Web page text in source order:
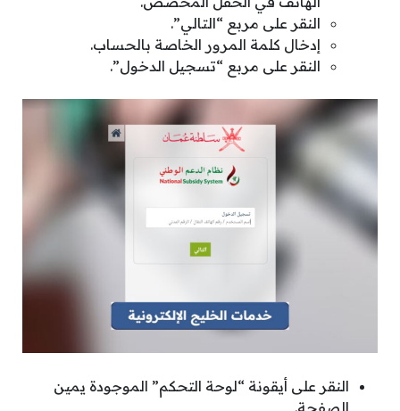
النقر على مربع “التالي”.
إدخال كلمة المرور الخاصة بالحساب.
النقر على مربع “تسجيل الدخول”.
النقر على أيقونة “لوحة التحكم” الموجودة يمين